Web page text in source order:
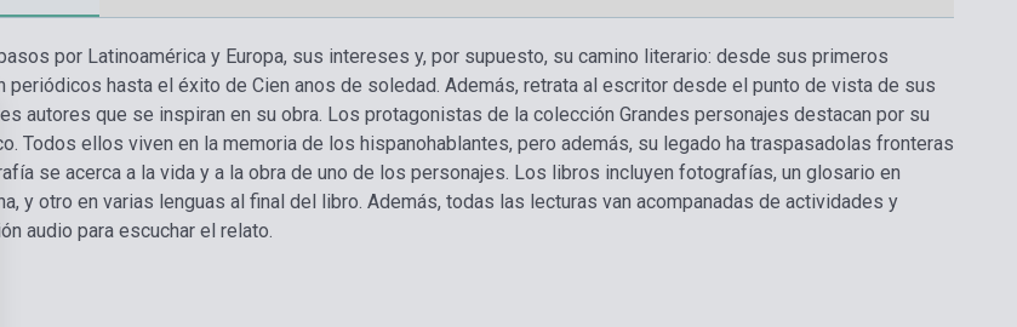
por Latinoamérica y Europa, sus intereses y, por supuesto, su camino literario: desde sus primeros
periódicos hasta el éxito de Cien anos de soledad. Además, retrata al escritor desde el punto de vista de sus
autores que se inspiran en su obra. Los protagonistas de la colección Grandes personajes destacan por su
Todos ellos viven en la memoria de los hispanohablantes, pero además, su legado ha traspasadolas fronteras
se acerca a la vida y a la obra de uno de los personajes. Los libros incluyen fotografías, un glosario en
y otro en varias lenguas al final del libro. Además, todas las lecturas van acompanadas de actividades y
audio para escuchar el relato.